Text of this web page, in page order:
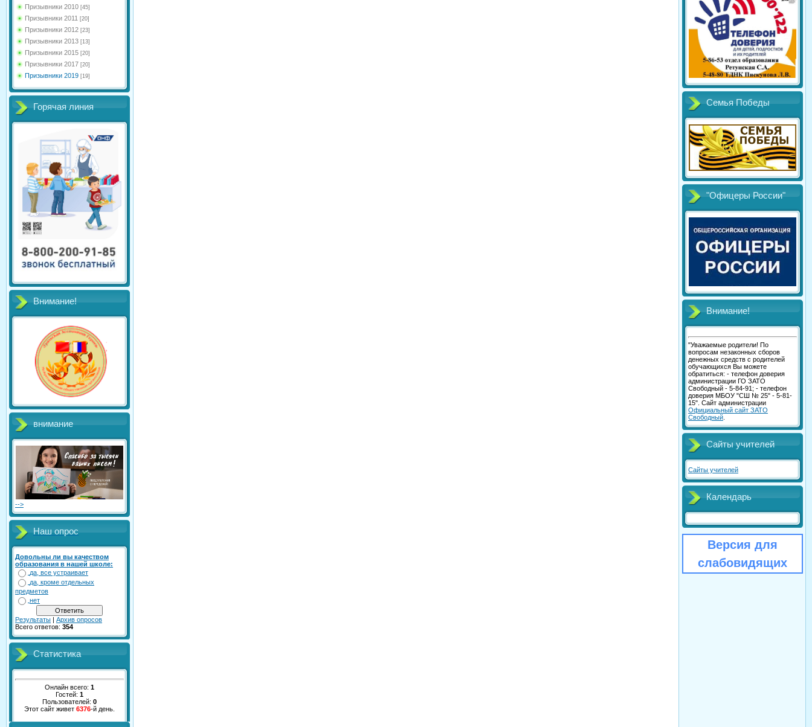
Призывники 2010 [45]
Призывники 2011 [20]
Призывники 2012 [23]
Призывники 2013 [13]
Призывники 2015 [20]
Призывники 2017 [20]
Призывники 2019 [19]
Горячая линия
Внимание!
внимание
-->
Наш опрос
Довольны ли вы качеством
образования в нашей школе:
да, все устраивает
да, кроме отдельных
предметов
нет
Результаты | Архив опросов
Всего ответов: 354
Статистика
Онлайн всего: 1
Гостей: 1
Пользователей: 0
Этот сайт живет 6376-й день.
Семья Победы
"Офицеры России"
Внимание!
"Уважаемые родители! По
вопросам незаконных сборов
денежных средств с родителей
обучающихся Вы можете
обратиться: - телефон доверия
администрации ГО ЗАТО
Свободный - 5-84-91; - телефон
доверия МБОУ "СШ № 25" - 5-81-
15". Сайт администрации
Официальный сайт ЗАТО
Свободный
Сайты учителей
Сайты учителей
Календарь
Версия для
слабовидящих